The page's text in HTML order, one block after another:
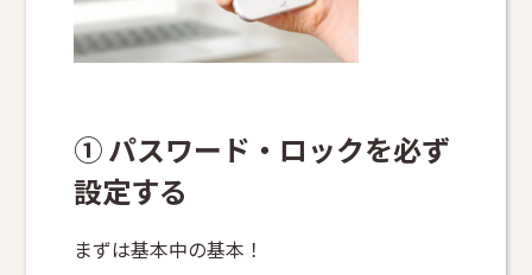
① パスワード・ロックを必ず
設定する
まずは基本中の基本！